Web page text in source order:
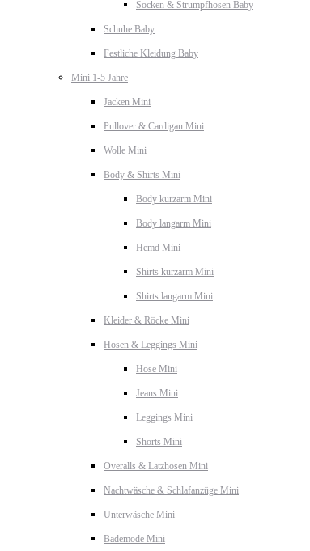
Socken & Strumpfhosen Baby
Schuhe Baby
Festliche Kleidung Baby
Mini 1-5 Jahre
Jacken Mini
Pullover & Cardigan Mini
Wolle Mini
Body & Shirts Mini
Body kurzarm Mini
Body langarm Mini
Hemd Mini
Shirts kurzarm Mini
Shirts langarm Mini
Kleider & Röcke Mini
Hosen & Leggings Mini
Hose Mini
Jeans Mini
Leggings Mini
Shorts Mini
Overalls & Latzhosen Mini
Nachtwäsche & Schlafanzüge Mini
Unterwäsche Mini
Bademode Mini